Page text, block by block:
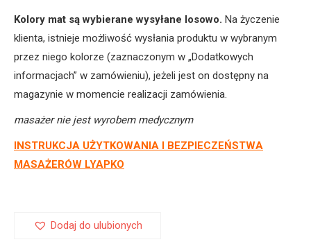
Kolory mat są wybierane wysyłane losowo. Na życzenie
klienta, istnieje możliwość wysłania produktu w wybranym
przez niego kolorze (zaznaczonym w „Dodatkowych
informacjach” w zamówieniu), jeżeli jest on dostępny na
magazynie w momencie realizacji zamówienia.
masażer nie jest wyrobem medycznym
INSTRUKCJA UŻYTKOWANIA I BEZPIECZEŃSTWA
MASAŻERÓW LYAPKO
Dodaj do ulubionych